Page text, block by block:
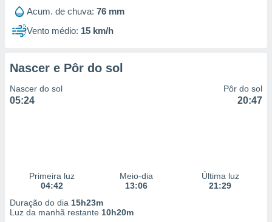
Acum. de chuva: 76 mm
Vento médio: 15 km/h
Nascer e Pôr do sol
Nascer do sol
05:24
Pôr do sol
20:47
Primeira luz
04:42
Meio-dia
13:06
Última luz
21:29
Duração do dia 15h23m
Luz da manhã restante 10h20m